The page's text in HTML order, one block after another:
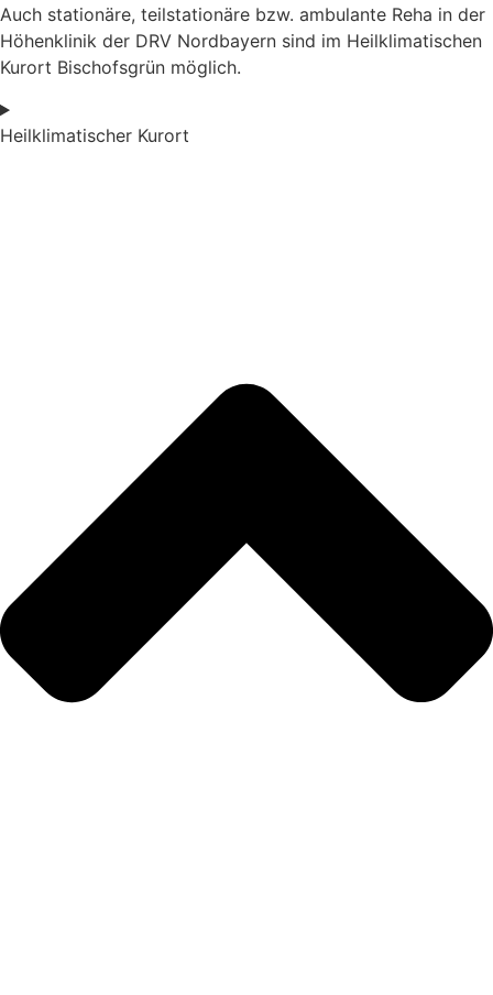
Auch stationäre, teilstationäre bzw. ambulante Reha in der
Höhenklinik der DRV Nordbayern sind im Heilklimatischen
Kurort Bischofsgrün möglich.
Heilklimatischer Kurort